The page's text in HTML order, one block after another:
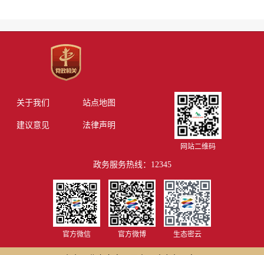
关于我们 站点地图
建议意见 法律声明
网站二维码
政务服务热线：12345
官方微信 官方微博 生态密云